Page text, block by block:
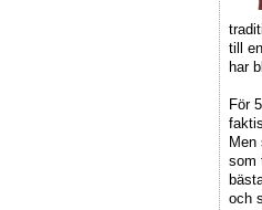
till
har
För
Men
som
och